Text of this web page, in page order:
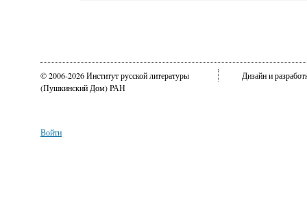
© 2006-2026 Институт русской литературы
(Пушкинский Дом) РАН
Дизайн и
Войти